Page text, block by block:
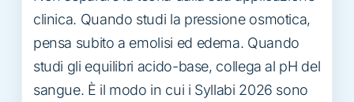
clinica. Quando studi la pressione osmotica,
pensa subito a emolisi ed edema. Quando
studi gli equilibri acido-base, collega al pH del
sangue. È il modo in cui i Syllabi 2026 sono